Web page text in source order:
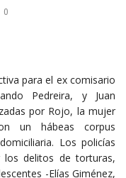
0
para el ex comisario
Pedreira, y Juan
por Rojo, la mujer
un hábeas corpus
Los policías
los delitos de torturas,
-Elías Giménez,